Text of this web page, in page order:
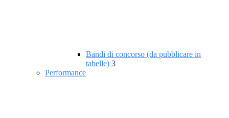
Bandi di concorso (da pubblicare in
tabelle) 3
Performance